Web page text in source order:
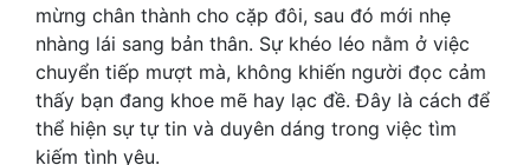
mừng chân thành cho cặp đôi, sau đó mới nhẹ
nhàng lái sang bản thân. Sự khéo léo nằm ở việc
chuyển tiếp mượt mà, không khiến người đọc cảm
thấy bạn đang khoe mẽ hay lạc đề. Đây là cách để
thể hiện sự tự tin và duyên dáng trong việc tìm
kiếm tình yêu.